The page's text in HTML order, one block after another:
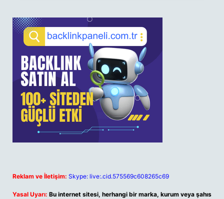
Reklam ve İletişim: Skype: live:.cid.575569c608265c69
Yasal Uyarı: Bu internet sitesi, herhangi bir marka, kurum veya şahıs